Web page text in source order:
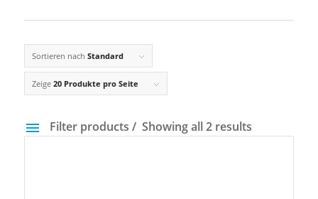
Sortieren nach Standard
Zeige 20 Produkte pro Seite
Filter products Showing all 2 results